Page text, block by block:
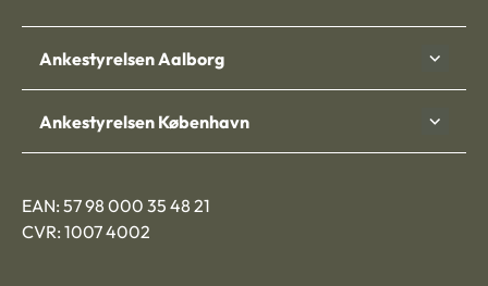
Ankestyrelsen Aalborg
Ankestyrelsen København
EAN: 57 98 000 35 48 21
CVR: 1007 4002